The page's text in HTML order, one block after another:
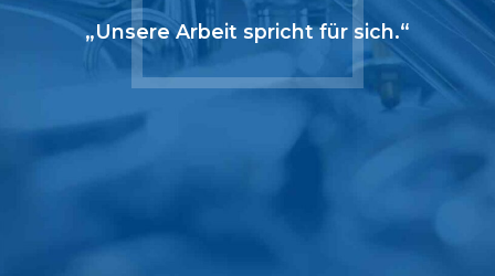
„Unsere Arbeit spricht für sich.“